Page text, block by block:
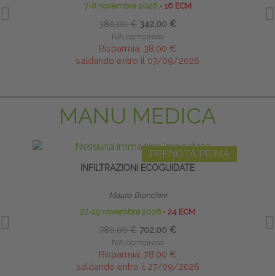
7-8 novembre 2026 ∙ 16 ECM
380,00 € 342,00 €
IVA compresa
Risparmia: 38,00 €
saldando entro il 07/09/2026
MANU MEDICA
PRENOTA PRIMA
INFILTRAZIONI ECOGUIDATE
Mauro Branchini
27-29 novembre 2026 ∙ 24 ECM
780,00 € 702,00 €
IVA compresa
Risparmia: 78,00 €
saldando entro il 27/09/2026